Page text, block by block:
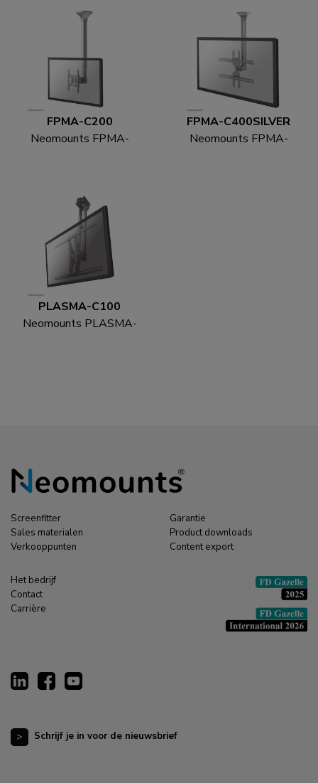
FPMA-C200
Neomounts FPMA-
FPMA-C400SILVER
Neomounts FPMA-
PLASMA-C100
Neomounts PLASMA-
Screenfitter
Sales materialen
Verkooppunten
Garantie
Product downloads
Content export
Het bedrijf
Contact
Carrière
Schrijf je in voor de nieuwsbrief